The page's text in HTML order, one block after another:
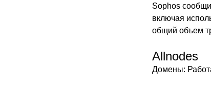
Sophos
включая
общий объем
Allnodes
Домены: